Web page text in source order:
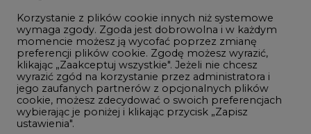
Innowacje i AI
Telekomunikacja i IT
Handel emisjami CO2
Wodór
Górnictwo
Korzystanie z plików cookie innych niż systemowe
wymaga zgody. Zgoda jest dobrowolna i w każdym
momencie możesz ją wycofać poprzez zmianę
preferencji plików cookie. Zgodę możesz wyrazić,
klikając „Zaakceptuj wszystkie". Jeżeli nie chcesz
wyrazić zgód na korzystanie przez administratora i
jego zaufanych partnerów z opcjonalnych plików
cookie, możesz zdecydować o swoich preferencjach
wybierając je poniżej i klikając przycisk „Zapisz
ustawienia".